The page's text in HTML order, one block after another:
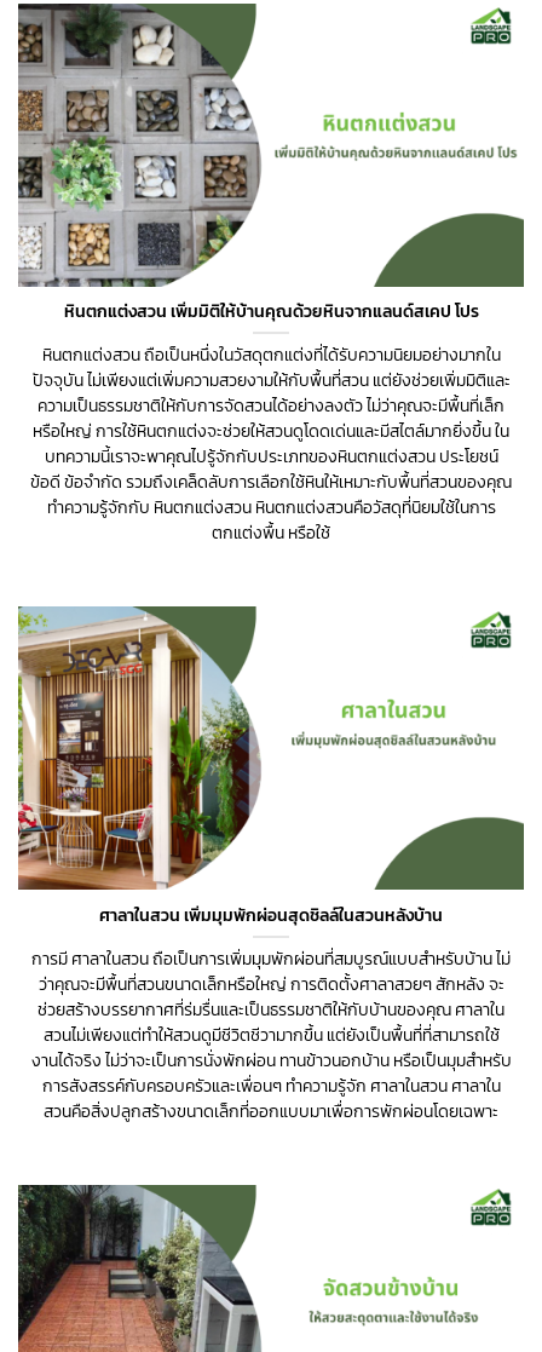
หินตกแต่งสวน เพิ่มมิติให้บ้านคุณด้วยหินจากแลนด์สเคป โปร
หินตกแต่งสวน ถือเป็นหนึ่งในวัสดุตกแต่งที่ได้รับความนิยมอย่างมากใน
ปัจจุบัน ไม่เพียงแต่เพิ่มความสวยงามให้กับพื้นที่สวน แต่ยังช่วยเพิ่มมิติและ
ความเป็นธรรมชาติให้กับการจัดสวนได้อย่างลงตัว ไม่ว่าคุณจะมีพื้นที่เล็ก
หรือใหญ่ การใช้หินตกแต่งจะช่วยให้สวนดูโดดเด่นและมีสไตล์มากยิ่งขึ้น ใน
บทความนี้เราจะพาคุณไปรู้จักกับประเภทของหินตกแต่งสวน ประโยชน์
ข้อดี ข้อจำกัด รวมถึงเคล็ดลับการเลือกใช้หินให้เหมาะกับพื้นที่สวนของคุณ
ทำความรู้จักกับ หินตกแต่งสวน หินตกแต่งสวนคือวัสดุที่นิยมใช้ในการ
ตกแต่งพื้น หรือใช้
ศาลาในสวน เพิ่มมุมพักผ่อนสุดชิลล์ในสวนหลังบ้าน
การมี ศาลาในสวน ถือเป็นการเพิ่มมุมพักผ่อนที่สมบูรณ์แบบสำหรับบ้าน ไม่
ว่าคุณจะมีพื้นที่สวนขนาดเล็กหรือใหญ่ การติดตั้งศาลาสวยๆ สักหลัง จะ
ช่วยสร้างบรรยากาศที่ร่มรื่นและเป็นธรรมชาติให้กับบ้านของคุณ ศาลาใน
สวนไม่เพียงแต่ทำให้สวนดูมีชีวิตชีวามากขึ้น แต่ยังเป็นพื้นที่ที่สามารถใช้
งานได้จริง ไม่ว่าจะเป็นการนั่งพักผ่อน ทานข้าวนอกบ้าน หรือเป็นมุมสำหรับ
การสังสรรค์กับครอบครัวและเพื่อนๆ ทำความรู้จัก ศาลาในสวน ศาลาใน
สวนคือสิ่งปลูกสร้างขนาดเล็กที่ออกแบบมาเพื่อการพักผ่อนโดยเฉพาะ